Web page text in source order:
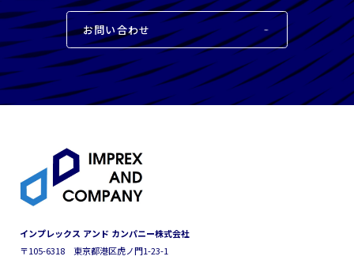
プライバシーポリシー情報セキュリティ方針
お問い合わせ
インプレックス アンド カンパニー株式会社
〒105-6318 東京都港区虎ノ門1-23-1